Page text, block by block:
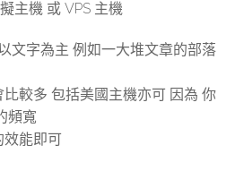
主機 或 VPS 主機
文字為主 例如一大堆文章的部落
較多 包括美國主機亦可 因為 你
頻寬
效能即可